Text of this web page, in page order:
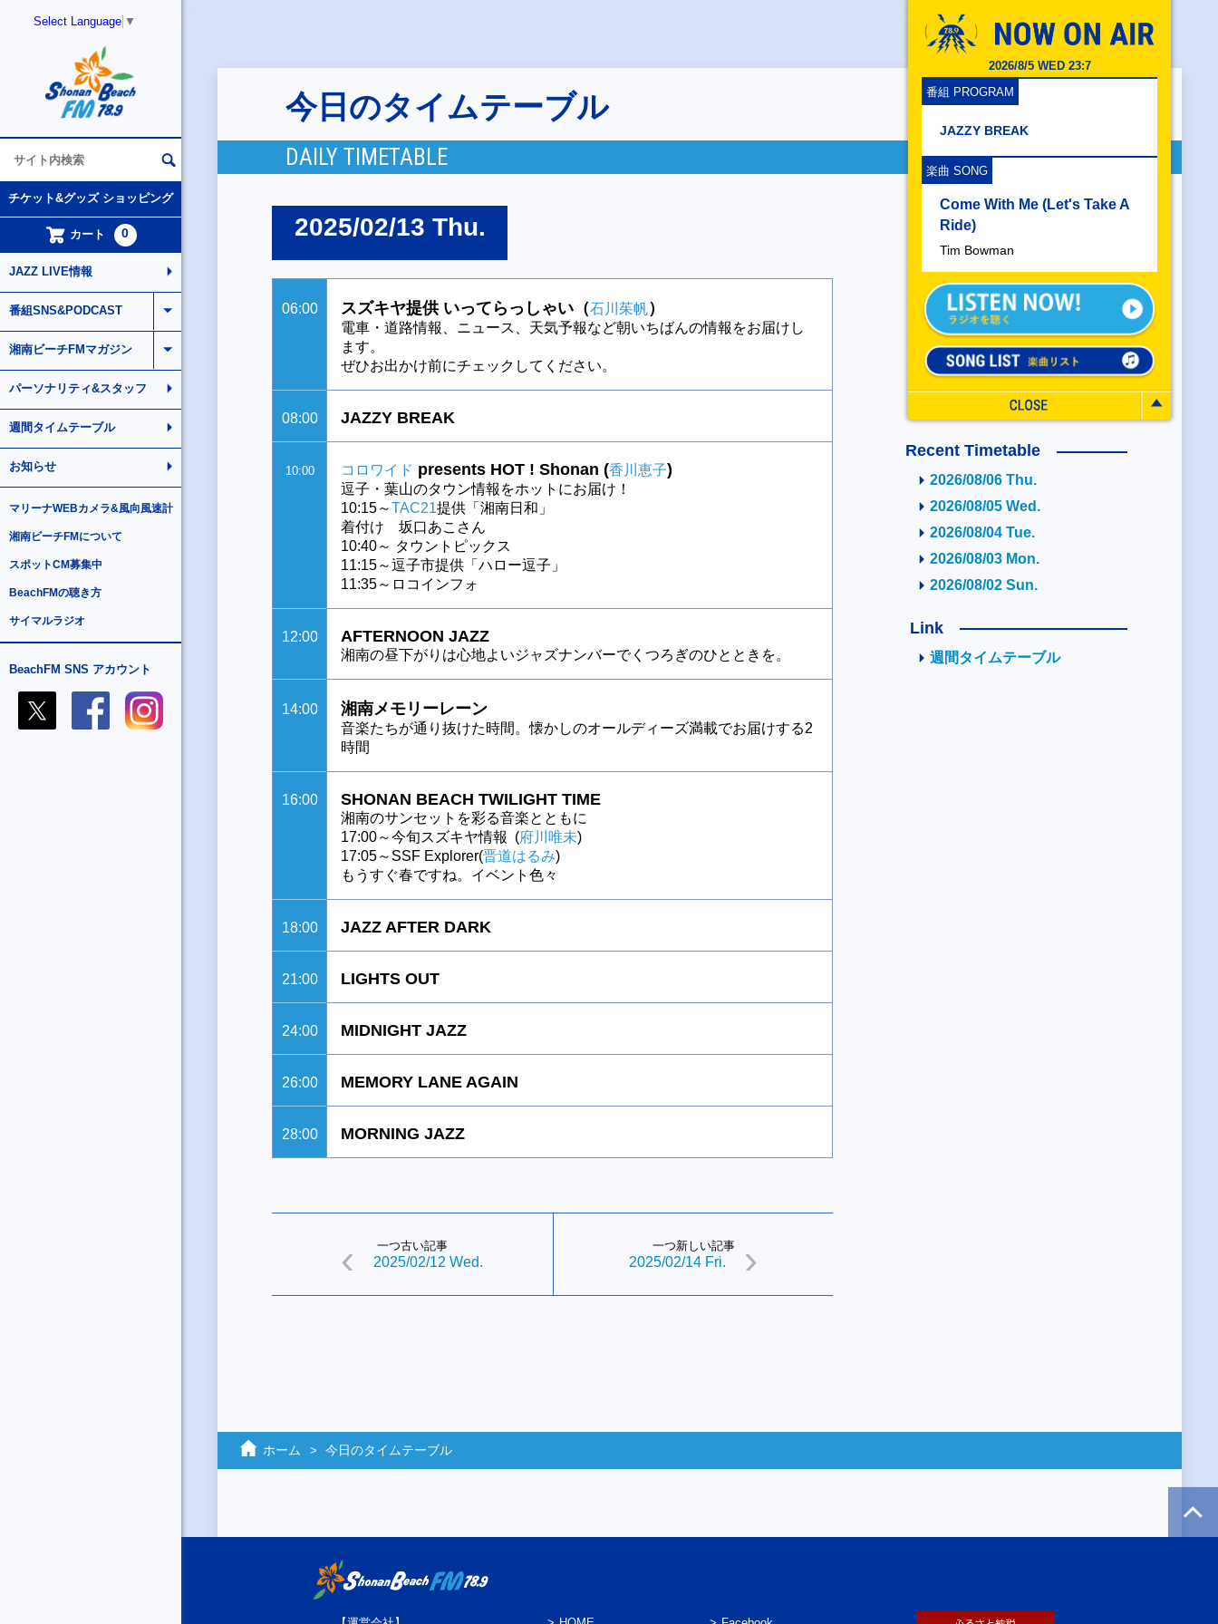
Select Language ▼
2026/8/5 WED 23:7
番組 PROGRAM
JAZZY BREAK
楽曲 SONG
Come With Me (Let's Take A
Ride)
Tim Bowman
チケット&グッズ ショッピング
カート 0
JAZZ LIVE情報
番組SNS&PODCAST
湘南ビーチFMマガジン
パーソナリティ&スタッフ
週間タイムテーブル
お知らせ
マリーナWEBカメラ&風向風速計
湘南ビーチFMについて
スポットCM募集中
BeachFMの聴き方
サイマルラジオ
BeachFM SNS アカウント
今日のタイムテーブル
DAILY TIMETABLE
2025/02/13 Thu.
06:00 スズキヤ提供 いってらっしゃい（石川茱帆）
電車・道路情報、ニュース、天気予報など朝いちばんの情報をお届けし
ます。
ぜひお出かけ前にチェックしてください。
08:00 JAZZY BREAK
10:00 コロワイド presents HOT ! Shonan (香川恵子)
逗子・葉山のタウン情報をホットにお届け！
10:15～TAC21提供「湘南日和」
着付け 坂口あこさん
10:40～ タウントピックス
11:15～逗子市提供「ハロー逗子」
11:35～ロコインフォ
12:00 AFTERNOON JAZZ
湘南の昼下がりは心地よいジャズナンバーでくつろぎのひとときを。
14:00 湘南メモリーレーン
音楽たちが通り抜けた時間。懐かしのオールディーズ満載でお届けする2
時間
16:00 SHONAN BEACH TWILIGHT TIME
湘南のサンセットを彩る音楽とともに
17:00～今旬スズキヤ情報 (府川唯未)
17:05～SSF Explorer(晋道はるみ)
もうすぐ春ですね。イベント色々
18:00 JAZZ AFTER DARK
21:00 LIGHTS OUT
24:00 MIDNIGHT JAZZ
26:00 MEMORY LANE AGAIN
28:00 MORNING JAZZ
一つ古い記事
2025/02/12 Wed.
一つ新しい記事
2025/02/14 Fri.
Recent Timetable
2026/08/06 Thu.
2026/08/05 Wed.
2026/08/04 Tue.
2026/08/03 Mon.
2026/08/02 Sun.
Link
週間タイムテーブル
ホーム 今日のタイムテーブル